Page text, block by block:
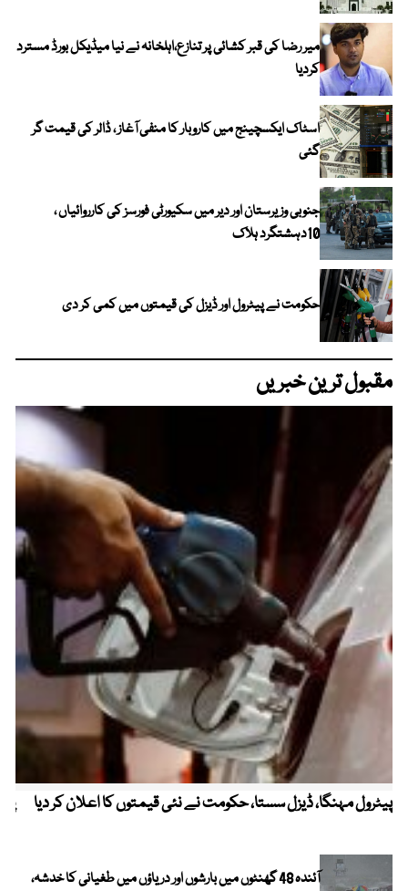
میر رضا کی قبر کشائی پر تنازع،اہلخانہ نے نیا میڈیکل بورڈ مسترد
کردیا
اسٹاک ایکسچینج میں کاروبار کا منفی آغاز ، ڈالر کی قیمت گر
گئی
جنوبی وزیرستان اور دیر میں سکیورٹی فورسز کی کارروائیاں ،
10دہشتگرد ہلاک
حکومت نے پیٹرول اور ڈیزل کی قیمتوں میں کمی کر دی
مقبول ترین خبریں
پیٹرول مہنگا، ڈیزل سستا، حکومت نے نئی قیمتوں کا اعلان کر دیا
آئندہ 48 گھنٹوں میں بارشوں اور دریاؤں میں طغیانی کا خدشہ،